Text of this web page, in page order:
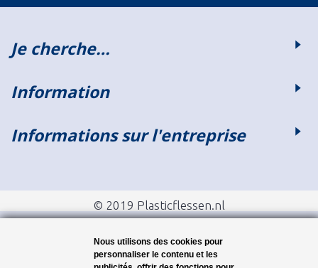
Je cherche…
Information
Informations sur l'entreprise
© 2019 Plasticflessen.nl
Nous utilisons des cookies pour
personnaliser le contenu et les